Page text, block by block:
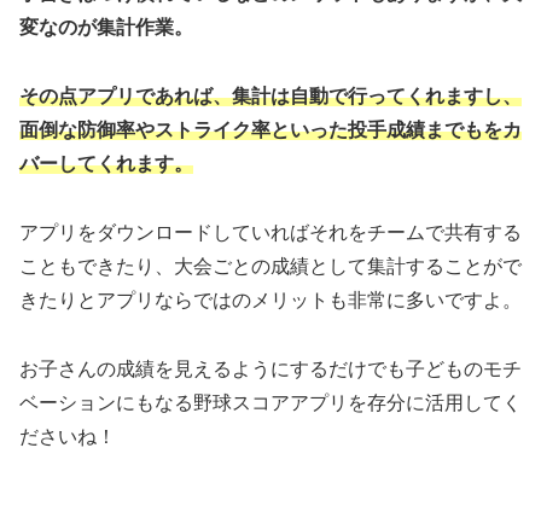
変なのが集計作業。
その点アプリであれば、集計は自動で行ってくれますし、
面倒な防御率やストライク率といった投手成績までもをカ
バーしてくれます。
アプリをダウンロードしていればそれをチームで共有する
こともできたり、大会ごとの成績として集計することがで
きたりとアプリならではのメリットも非常に多いですよ。
お子さんの成績を見えるようにするだけでも子どものモチ
ベーションにもなる野球スコアアプリを存分に活用してく
ださいね！